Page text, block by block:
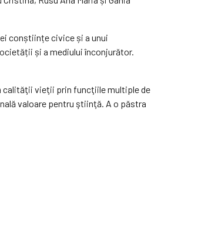
conștiințe civice și a unui
și a mediului înconjurător.
calităţii vieţii prin funcţiile multiple de
valoare pentru ştiinţă. A o păstra